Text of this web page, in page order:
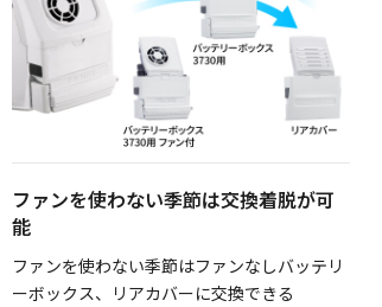
ファンを使わない季節は交換着脱が可
能
ファンを使わない季節はファンなしバッテリ
ーボックス、リアカバーに交換できる